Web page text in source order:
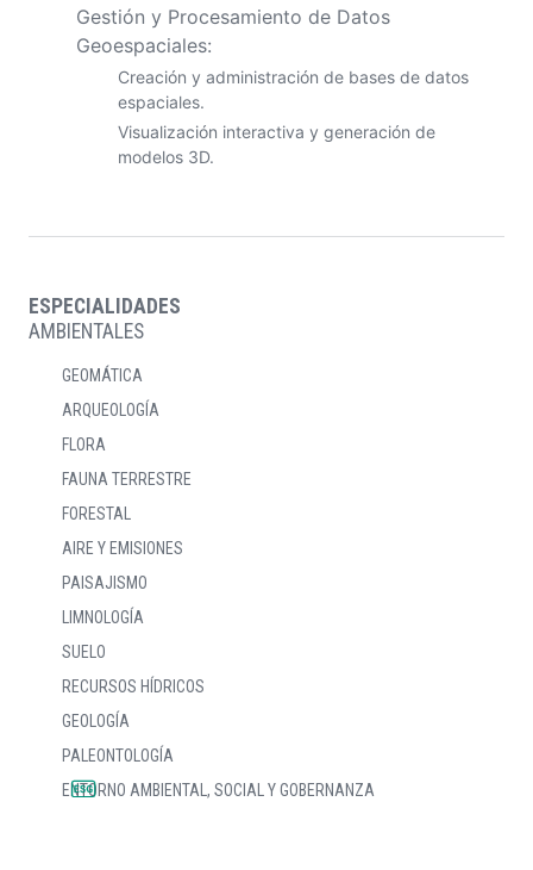
Gestión y Procesamiento de Datos
Geoespaciales:
Creación y administración de bases de datos
espaciales.
Visualización interactiva y generación de
modelos 3D.
ESPECIALIDADES
AMBIENTALES
GEOMÁTICA
ARQUEOLOGÍA
FLORA
FAUNA TERRESTRE
FORESTAL
AIRE Y EMISIONES
PAISAJISMO
LIMNOLOGÍA
SUELO
RECURSOS HÍDRICOS
GEOLOGÍA
PALEONTOLOGÍA
ENTORNO AMBIENTAL, SOCIAL Y GOBERNANZA